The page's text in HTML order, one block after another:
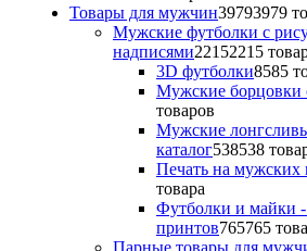
Товары для мужчин39793979
Мужские футболки с
надписями22152215
3D футболки8585
Мужские борцовки
товаров
Мужские
каталог538538
Печать на мужских
товара
Футболки и майки -
принтов765765
Парные товары для